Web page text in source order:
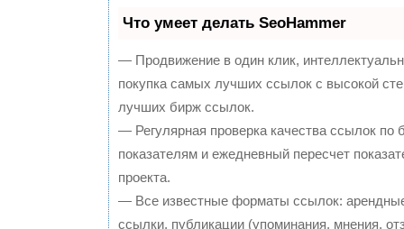
Что умеет делать SeoHammer
— Продвижение в один клик,
покупка самых лучших ссылок с высокой
лучших бирж ссылок.
— Регулярная проверка качества ссылок по
показателям и ежедневный пересчет
проекта.
— Все известные форматы ссылок:
ссылки, публикации (упоминания, мнения,